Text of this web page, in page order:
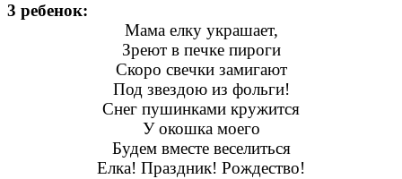
3 ребенок:
Мама елку украшает,
Зреют в печке пироги
Скоро свечки замигают
Под звездою из фольги!
Снег пушинками кружится
У окошка моего
Будем вместе веселиться
Елка! Праздник! Рождество!